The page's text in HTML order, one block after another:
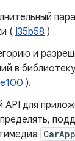
( I35b58 )
и
в
).
API для